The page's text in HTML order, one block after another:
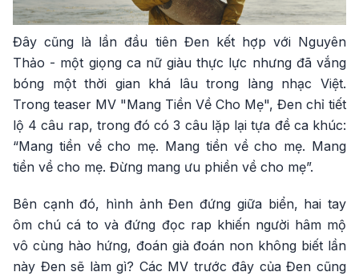
Đây cũng là lần đầu tiên Đen kết hợp với Nguyên
Thảo - một giọng ca nữ giàu thực lực nhưng đã vắng
bóng một thời gian khá lâu trong làng nhạc Việt.
Trong teaser MV "Mang Tiền Về Cho Mẹ", Đen chỉ tiết
lộ 4 câu rap, trong đó có 3 câu lặp lại tựa đề ca khúc:
“Mang tiền về cho mẹ. Mang tiền về cho mẹ. Mang
tiền về cho mẹ. Đừng mang ưu phiền về cho mẹ”.
Bên cạnh đó, hình ảnh Đen đứng giữa biển, hai tay
ôm chú cá to và đứng đọc rap khiến người hâm mộ
vô cùng hào hứng, đoán già đoán non không biết lần
này Đen sẽ làm gì? Các MV trước đây của Đen cũng